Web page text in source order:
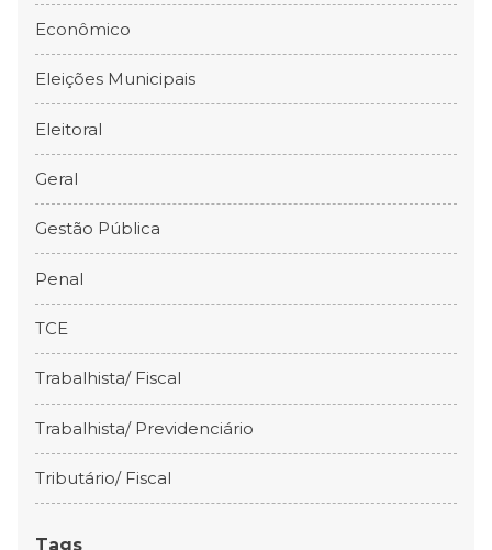
Econômico
Eleições Municipais
Eleitoral
Geral
Gestão Pública
Penal
TCE
Trabalhista/ Fiscal
Trabalhista/ Previdenciário
Tributário/ Fiscal
Tags